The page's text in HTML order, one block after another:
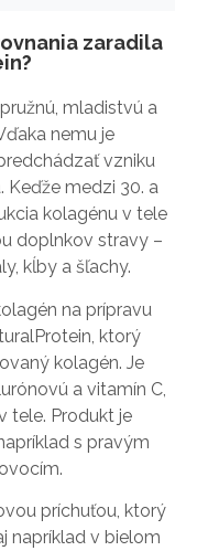
zaradila
mladistvú a
nemu je
vzniku
Keďže medzi 30. a
kolagénu v tele
doplnkov stravy –
kĺby a šľachy.
na prípravu
ktorý
kolagén. Je
a vitamín C,
tele. Produkt je
s pravým
príchuťou, ktorý
napríklad v bielom